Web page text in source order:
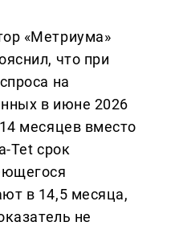
«Метриума»
что при
на
в июне 2026
месяцев вместо
Tet срок
в 14,5 месяца,
не